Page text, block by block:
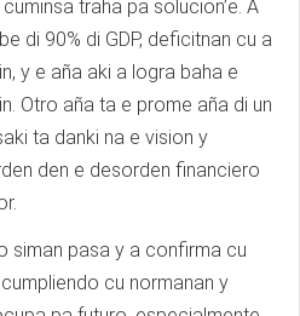
traha pa solucion’e. A
di 90% di GDP, deficitnan cu a
y e aña aki a logra baha e
Otro aña ta e prome aña di un
ta danki na e vision y
den e desorden financiero
siman pasa y a confirma cu
cu normanan y